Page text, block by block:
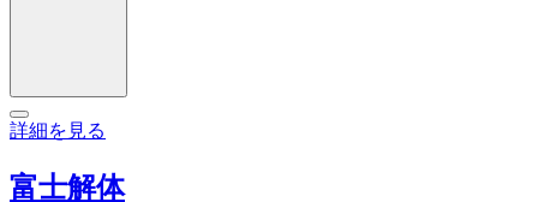
詳細を見る
富士解体